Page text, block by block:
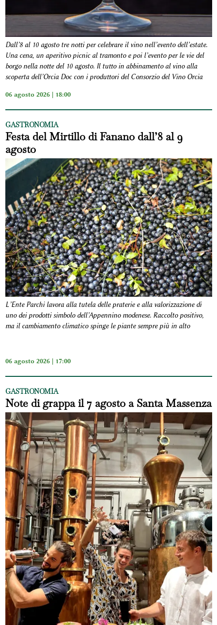
Dall’8 al 10 agosto tre notti per celebrare il vino nell’evento dell’estate.
Una cena, un aperitivo picnic al tramonto e poi l’evento per le vie del
borgo nella notte del 10 agosto. Il tutto in abbinamento al vino alla
scoperta dell’Orcia Doc con i produttori del Consorzio del Vino Orcia
06 agosto 2026 | 18:00
GASTRONOMIA
Festa del Mirtillo di Fanano dall’8 al 9
agosto
L’Ente Parchi lavora alla tutela delle praterie e alla valorizzazione di
uno dei prodotti simbolo dell’Appennino modenese. Raccolto positivo,
ma il cambiamento climatico spinge le piante sempre più in alto
06 agosto 2026 | 17:00
GASTRONOMIA
Note di grappa il 7 agosto a Santa Massenza